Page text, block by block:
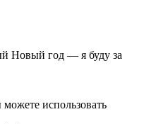
Новый год — я буду за
использовать